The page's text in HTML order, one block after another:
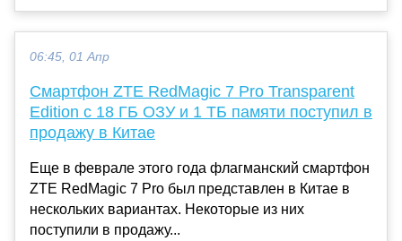
06:45, 01 Апр
Смартфон ZTE RedMagic 7 Pro Transparent
Edition с 18 ГБ ОЗУ и 1 ТБ памяти поступил в
продажу в Китае
Еще в феврале этого года флагманский смартфон
ZTE RedMagic 7 Pro был представлен в Китае в
нескольких вариантах. Некоторые из них
поступили в продажу...